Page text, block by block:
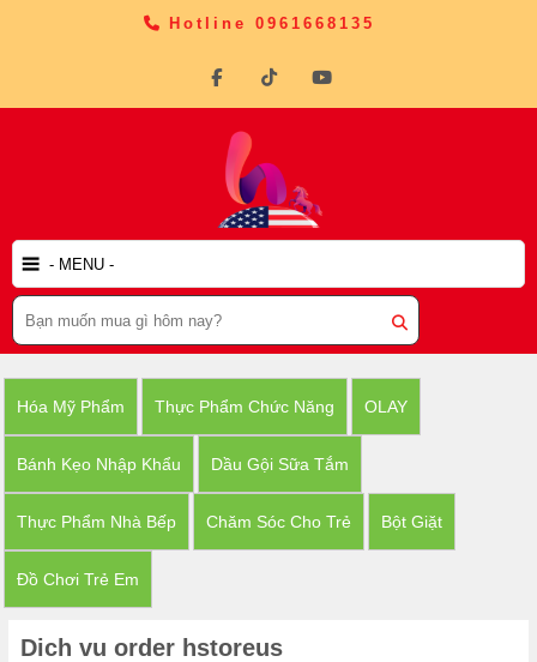
Hotline 0961668135
Hóa Mỹ Phẩm Thực Phẩm Chức Năng OLAY
Bánh Kẹo Nhập Khẩu Dầu Gội Sữa Tắm
Thực Phẩm Nhà Bếp Chăm Sóc Cho Trẻ Bột Giặt
Đồ Chơi Trẻ Em
Dich vu order hstoreus